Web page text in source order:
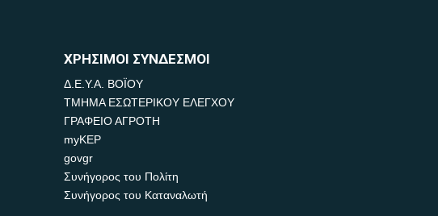
ΧΡΗΣΙΜΟΙ ΣΥΝΔΕΣΜΟΙ
Δ.Ε.Υ.Α. ΒΟΪΟΥ
ΤΜΗΜΑ ΕΣΩΤΕΡΙΚΟΥ ΕΛΕΓΧΟΥ
ΓΡΑΦΕΙΟ ΑΓΡΟΤΗ
myKEP
govgr
Συνήγορος του Πολίτη
Συνήγορος του Καταναλωτή